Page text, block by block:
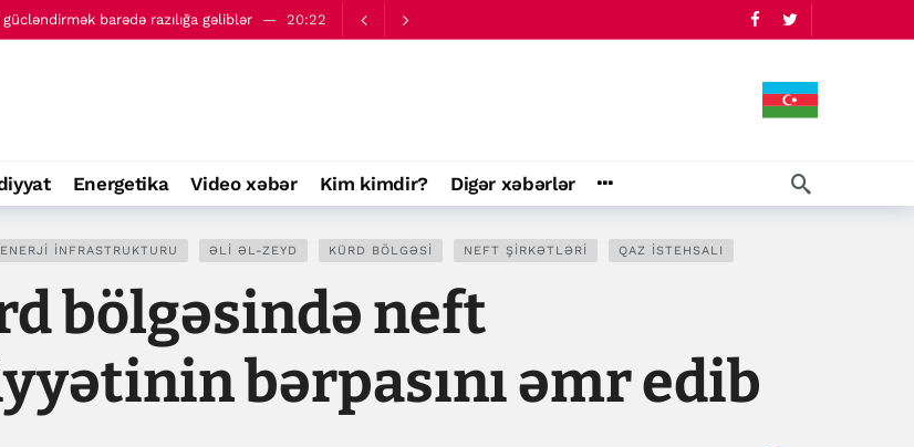
barədə razılığa gəliblər 20:22
Energetika Video xəbər Kim kimdir? Digər xəbərlər
ENERJI INFRASTRUKTURU ƏLI ƏL-ZEYD KÜRD BÖLGƏSI NEFT ŞIRKƏTLƏRI QAZ İSTEHSALI
bölgəsində neft
bərpasını əmr edib